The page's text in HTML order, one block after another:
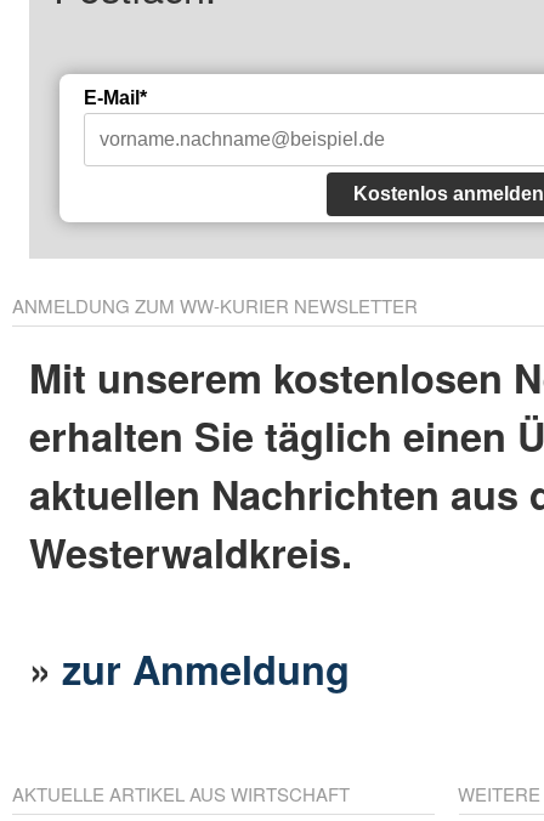
E-Mail*
Kostenlos anmelden
ANMELDUNG ZUM WW-KURIER NEWSLETTER
Mit unserem kostenlosen
erhalten Sie täglich einen
aktuellen Nachrichten aus
Westerwaldkreis.
»zur Anmeldung
AKTUELLE ARTIKEL AUS WIRTSCHAFT